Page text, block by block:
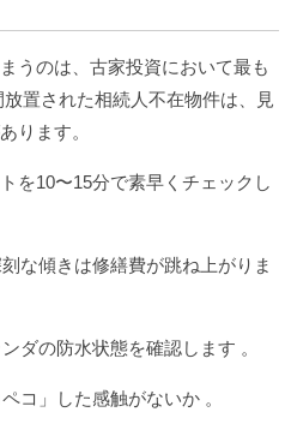
うのは、古家投資において最も
放置された相続人不在物件は、見
ります。
を10〜15分で素早くチェックし
な傾きは修繕費が跳ね上がりま
ダの防水状態を確認します 。
コ」した感触がないか 。